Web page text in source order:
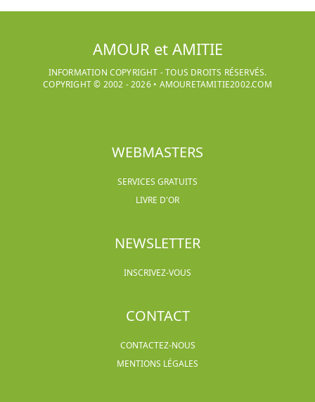
AMOUR et AMITIE
INFORMATION COPYRIGHT - TOUS DROITS RÉSERVÉS.
COPYRIGHT © 2002 -2026• AMOURETAMITIE2002.COM
WEBMASTERS
SERVICES GRATUITS
LIVRE D'OR
NEWSLETTER
INSCRIVEZ-VOUS
CONTACT
CONTACTEZ-NOUS
MENTIONS LÉGALES